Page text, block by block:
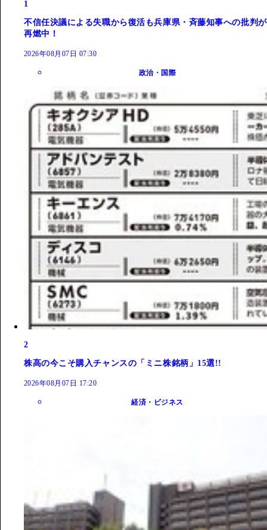
1
不信任決議による失職から復活も兵庫県・斉藤知事への批判が
再燃中！
2026年08月07日 07:30
政治・国際
2
株高の今こそ購入チャンスの「ミニ株銘柄」15選!!
2026年08月07日 17:20
経済・ビジネス